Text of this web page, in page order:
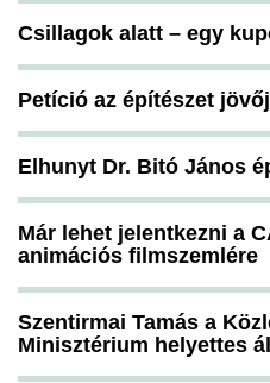
Csillagok alatt – egy
Petíció az építészet
Elhunyt Dr. Bitó János
Már lehet jelentkezni a
animációs filmszemlére
Szentirmai Tamás a
Minisztérium helyettes